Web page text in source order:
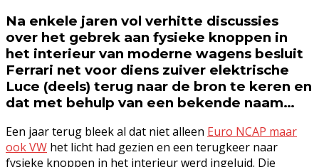
Na enkele jaren vol verhitte discussies
over het gebrek aan fysieke knoppen in
het interieur van moderne wagens besluit
Ferrari net voor diens zuiver elektrische
Luce (deels) terug naar de bron te keren en
dat met behulp van een bekende naam…
Een jaar terug bleek al dat niet alleen Euro NCAP maar
ook VW het licht had gezien en een terugkeer naar
fysieke knoppen in het interieur werd ingeluid. Die